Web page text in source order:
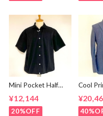
Mini Pocket Half
¥12,144
20%OFF
Cool